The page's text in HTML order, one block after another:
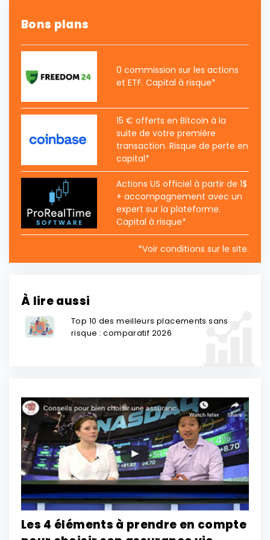
Bons plans
0 commission sur les actions
et ETF. Capital à risque*
15 € offerts en Bitcoin à la
suite de votre première
transaction. Risque de perte en
capital*
Actions US officiel à partir de 1$
+ accompagnement avec un
expert sur la plateforme.
Capital à risque*
*Voir conditions sur le site.
À lire aussi
Top 10 des meilleurs placements sans
risque : comparatif 2026
Les 4 éléments à prendre en compte